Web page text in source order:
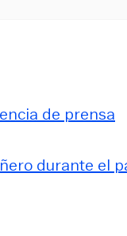
de prensa
durante el